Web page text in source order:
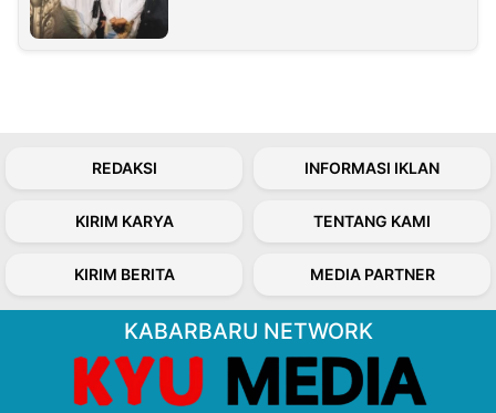
REDAKSI INFORMASI IKLAN
KIRIM KARYA TENTANG KAMI
KIRIM BERITA MEDIA PARTNER
KABARBARU NETWORK